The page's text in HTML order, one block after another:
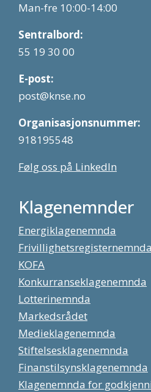
Man-fre 10:00-14:00
Sentralbord:
55 19 30 00
E-post:
post@knse.no
Organisasjonsnummer:
918195548
Følg oss på LinkedIn
Klagenemnder
Energiklagenemnda
Frivillighetsregisternemnda
KOFA
Konkurranseklagenemnda
Lotterinemnda
Markedsrådet
Medieklagenemnda
Stiftelsesklagenemnda
Finanstilsynsklagenemnda
Klagenemnda for